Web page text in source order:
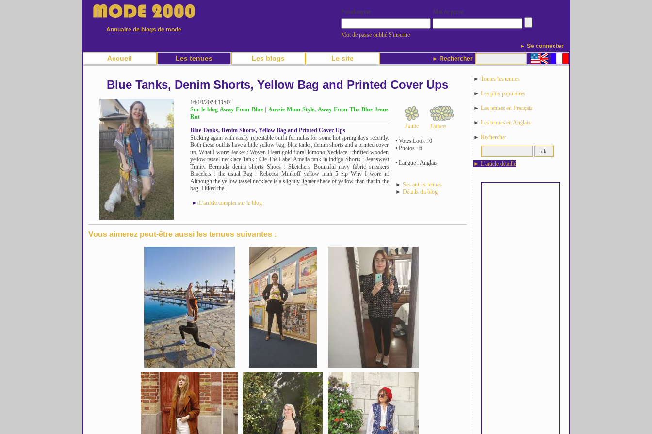
Annuaire de blogs de mode
Pseudonyme Mot de passe
Mot de passe oublié S'inscrire
► Se connecter
► Rechercher
Accueil Les tenues Les blogs Le site
Blue Tanks, Denim Shorts, Yellow Bag and Printed Cover Ups
16/10/2024 11:07
Sur le blog Away From Blue | Aussie Mum Style, Away From The Blue Jeans
Rut
Blue Tanks, Denim Shorts, Yellow Bag and Printed Cover Ups
Sticking again with easily repeatable outfit formulas for some hot spring days recently.
Both these outfits have a little yellow bag, blue tanks, denim shorts and a printed cover
up. What I wore: Jacket : Woven Heart gold floral kimono Necklace : thrifted wooden
yellow tassel necklace Tank : Cle The Label Amelia tank in indigo Shorts : Jeanswest
Trinity Bermuda denim shorts Shoes : Sketchers Bountiful navy fabric sneakers
Bracelets : the usual Bag : Rebecca Minkoff yellow mini 5 zip Why I wore it:
Although the yellow tassel necklace is a slightly lighter shade of yellow than that in the
bag, I liked the...
► L'article complet sur le blog
J'aime J'adore
• Votes Look : 0
• Photos : 6
• Langue : Anglais
► Ses autres tenues
► Détails du blog
Vous aimerez peut-être aussi les tenues suivantes :
► Toutes les tenues
► Les plus populaires
► Les tenues en Français
► Les tenues en Anglais
► Rechercher
► L'article détaillé